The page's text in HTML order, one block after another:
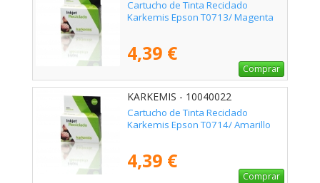
Cartucho de Tinta Reciclado
Karkemis Epson T0713/ Magenta
4,39 €
Comprar
KARKEMIS - 10040022
Cartucho de Tinta Reciclado
Karkemis Epson T0714/ Amarillo
4,39 €
Comprar